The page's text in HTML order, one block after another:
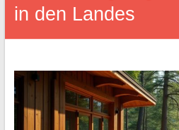
in den Landes